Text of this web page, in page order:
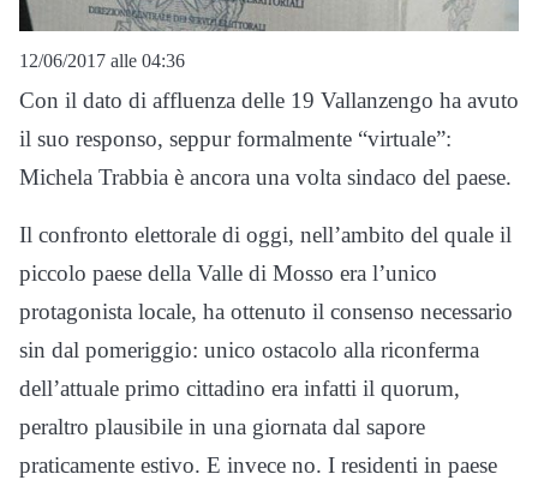
12/06/2017 alle 04:36
Con il dato di affluenza delle 19 Vallanzengo ha avuto
il suo responso, seppur formalmente “virtuale”:
Michela Trabbia è ancora una volta sindaco del paese.
Il confronto elettorale di oggi, nell’ambito del quale il
piccolo paese della Valle di Mosso era l’unico
protagonista locale, ha ottenuto il consenso necessario
sin dal pomeriggio: unico ostacolo alla riconferma
dell’attuale primo cittadino era infatti il quorum,
peraltro plausibile in una giornata dal sapore
praticamente estivo. E invece no. I residenti in paese